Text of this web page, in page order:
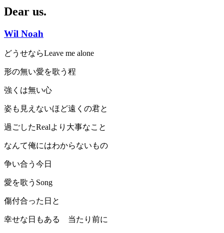
Dear us.
Wil Noah
どうせならLeave me alone
形の無い愛を歌う程
強くは無い心
姿も見えないほど遠くの君と
過ごしたRealより大事なこと
なんて俺にはわからないもの
争い合う今日
愛を歌うSong
傷付合った日と
幸せな日もある 当たり前に